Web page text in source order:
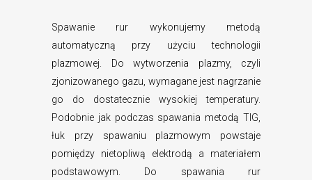
Spawanie rur wykonujemy metodą
automatyczną przy użyciu technologii
plazmowej. Do wytworzenia plazmy, czyli
zjonizowanego gazu, wymagane jest nagrzanie
go do dostatecznie wysokiej temperatury.
Podobnie jak podczas spawania metodą TIG,
łuk przy spawaniu plazmowym powstaje
pomiędzy nietopliwą elektrodą a materiałem
podstawowym. Do spawania rur